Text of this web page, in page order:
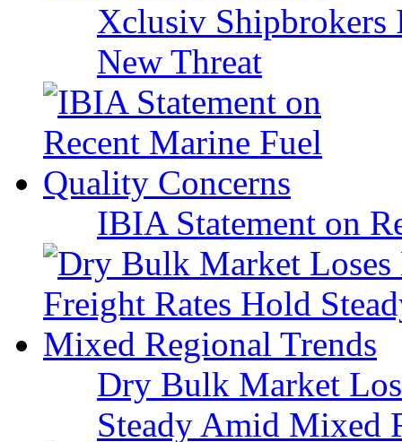
Xclusiv Shipbrokers
New Threat
IBIA Statement on
Dry Bulk Market
Steady Amid Mixed